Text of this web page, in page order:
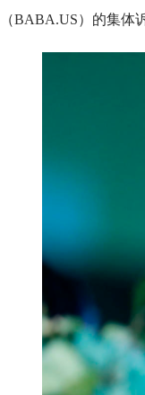
（BABA.US）的集体